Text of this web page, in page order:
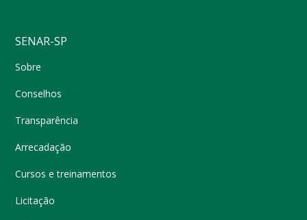
SENAR-SP
Sobre
Conselhos
Transparência
Arrecadação
Cursos e treinamentos
Licitação